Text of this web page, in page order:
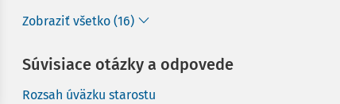
Zobraziť všetko (16)
Súvisiace otázky a odpovede
Rozsah úväzku starostu